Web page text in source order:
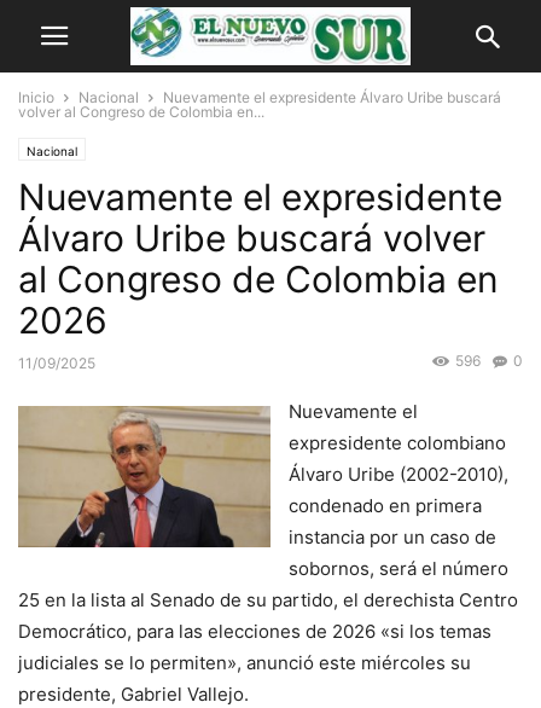
Inicio Nacional
Nuevamente el expresidente Álvaro Uribe buscará
volver al Congreso de Colombia en...
Nacional
Nuevamente el expresidente
Álvaro Uribe buscará volver
al Congreso de Colombia en
2026
11/09/2025 0
596
Nuevamente el
expresidente colombiano
Álvaro Uribe (2002-2010),
condenado en primera
instancia por un caso de
sobornos, será el número
25 en la lista al Senado de su partido, el derechista Centro
Democrático, para las elecciones de 2026 «si los temas
judiciales se lo permiten», anunció este miércoles su
presidente, Gabriel Vallejo.